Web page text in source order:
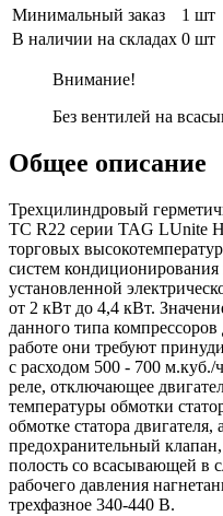
Минимальный заказ
1 шт
В наличии на складах 0 шт
Внимание!
Без вентилей на
Общее описание
Трехцилиндровый
TC R22 серии TAG LUnite
торговых
систем кондиционирования
установленной
от 2 кВт до 4,4 кВт.
данного типа
работе они требуют
с расходом 500 - 700
реле, отключающее
температуры обмотки
обмотке статора
предохранительный
полость со всасывающей в
рабочего давления
трехфазное 340-440 В.